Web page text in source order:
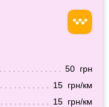
50 грн
15 грн/км
15 грн/км